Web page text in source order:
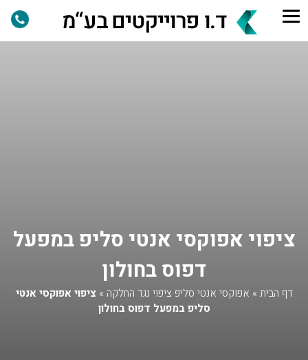
ציפוי אפוקסי אנטי סליפ במפעל
דפוס בחולון
דף הבית » אפוקסי אנטי סליפ ציפוי נגד החלקה »ציפוי אפוקסי אנטי
סליפ במפעל דפוס בחולון